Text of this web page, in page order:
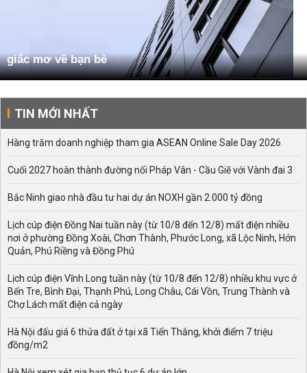
giấc mơ về bạn bè
TIN MỚI NHẤT
Hàng trăm doanh nghiệp tham gia ASEAN Online Sale Day 2026
Cuối 2027 hoàn thành đường nối Pháp Vân - Cầu Giẽ với Vành đai 3
Bắc Ninh giao nhà đầu tư hai dự án NOXH gần 2.000 tỷ đồng
Lịch cúp điện Đồng Nai tuần này (từ 10/8 đến 12/8) mất điện nhiều
nơi ở phường Đồng Xoài, Chơn Thành, Phước Long, xã Lộc Ninh, Hớn
Quản, Phú Riềng và Đồng Phú
Lịch cúp điện Vĩnh Long tuần này (từ 10/8 đến 12/8) nhiều khu vực ở
Bến Tre, Bình Đại, Thạnh Phú, Long Châu, Cái Vồn, Trung Thành và
Chợ Lách mất điện cả ngày
Hà Nội đấu giá 6 thửa đất ở tại xã Tiến Thắng, khởi điểm 7 triệu
đồng/m2